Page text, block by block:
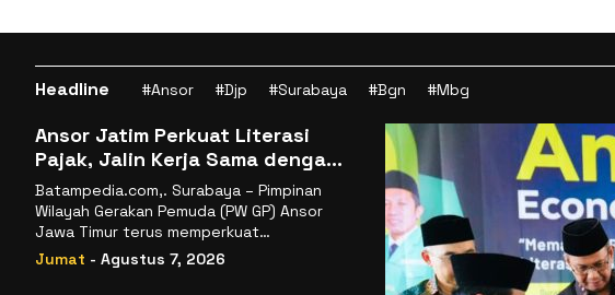
Headline #Ansor #Djp #Surabaya #Bgn #Mbg
Ansor Jatim Perkuat Literasi
Pajak, Jalin Kerja Sama dengan
DJP se-Jatim
Batampedia.com,. Surabaya – Pimpinan
Wilayah Gerakan Pemuda (PW GP) Ansor
Jawa Timur terus memperkuat
komitmennya dalam membangun
kemandirian ekonomi
Jumat - Agustus 7, 2026